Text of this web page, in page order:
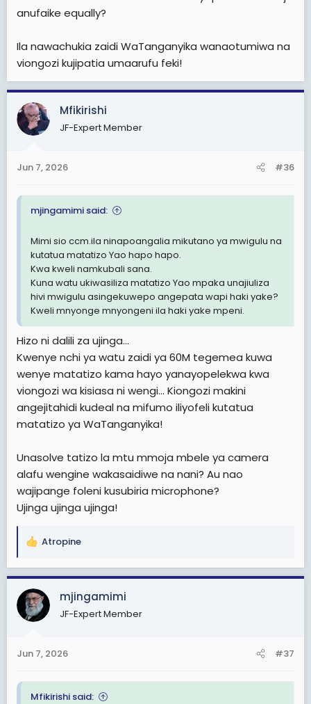
anufaike equally?
Ila nawachukia zaidi WaTanganyika wanaotumiwa na
viongozi kujipatia umaarufu feki!
Mfikirishi
JF-Expert Member
Jun 7, 2026 #36
mjingamimi said:
Mimi sio ccm.ila ninapoangalia mikutano ya mwigulu na
kutatua matatizo Yao hapo hapo.
Kwa kweli namkubali sana.
Kuna watu ukiwasiliza matatizo Yao mpaka unajiuliza
hivi mwigulu asingekuwepo angepata wapi haki yake?
Kweli mnyonge mnyongeni ila haki yake mpeni.
Hizo ni dalili za ujinga...
Kwenye nchi ya watu zaidi ya 60M tegemea kuwa
wenye matatizo kama hayo yanayopelekwa kwa
viongozi wa kisiasa ni wengi... Kiongozi makini
angejitahidi kudeal na mifumo iliyofeli kutatua
matatizo ya WaTanganyika!
Unasolve tatizo la mtu mmoja mbele ya camera
alafu wengine wakasaidiwe na nani? Au nao
wajipange foleni kusubiria microphone?
Ujinga ujinga ujinga!
R
a
c
t
i
s
Atropine
mjingamimi
JF-Expert Member
Jun 7, 2026 #37
Mfikirishi said: